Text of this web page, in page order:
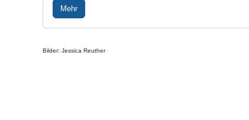
Mehr
Bilder: Jessica Reuther